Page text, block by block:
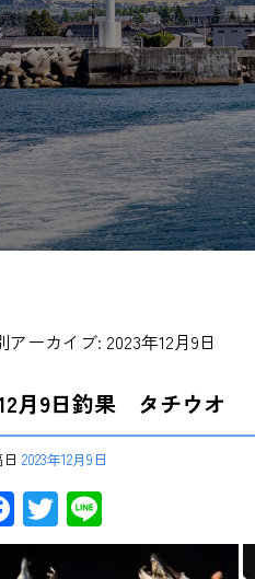
アーカイブ: 2023年12月9日
月9日釣果 タチウオ
2023年12月9日
F
ac
T
wi ne